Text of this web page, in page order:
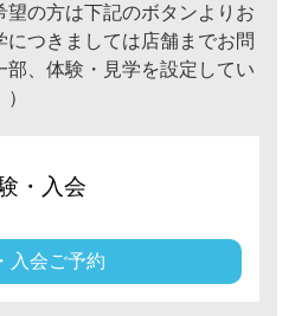
の方は下記のボタンよりお
つきましては店舗までお問
部、体験・見学を設定してい
・入会
入会ご予約